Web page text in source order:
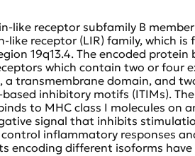
like receptor subfamily B
receptor (LIR) family, which is
19q13.4. The encoded protein
which contain two or four
a transmembrane domain, and
inhibitory motifs (ITIMs).
to MHC class I molecules on
signal that inhibits
inflammatory responses
encoding different isoforms